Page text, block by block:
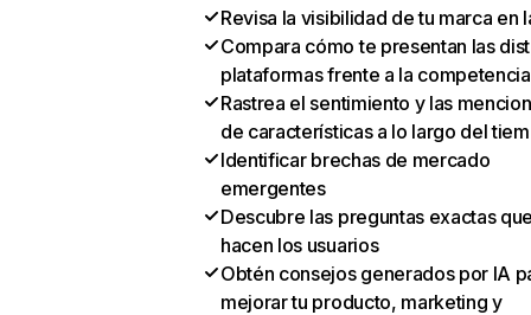
Revisa la visibilidad de tu marca en
Compara cómo te presentan las
plataformas frente a la competencia
Rastrea el sentimiento y las
de características a lo largo del
Identificar brechas de mercado
emergentes
Descubre las preguntas exactas
hacen los usuarios
Obtén consejos generados por IA
mejorar tu producto, marketing y